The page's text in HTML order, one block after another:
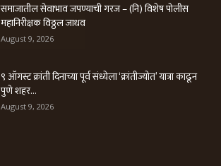
समाजातील सेवाभाव जपण्याची गरज – (नि) विशेष पोलीस
महानिरीक्षक विठ्ठल जाधव
August 9, 2026
९ ऑगस्ट क्रांती दिनाच्या पूर्व संध्येला ‘क्रांतीज्योत’ यात्रा काढून
पुणे शहर...
August 9, 2026